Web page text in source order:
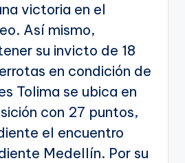
victoria en el
Así mismo,
su invicto de 18
en condición de
Tolima se ubica en
con 27 puntos,
el encuentro
Medellín. Por su